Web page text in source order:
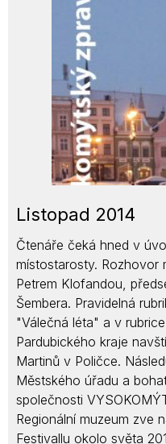
Listopad 2014
Čtenáře čeká hned v
místostarosty. Rozhovor
Petrem Klofandou,
Šembera. Pravidelná
"Válečná léta" a v
Pardubického kraje
Martinů v Poličce.
Městského úřadu a
společnosti
Regionální muzeum zve
Festivallu okolo světa